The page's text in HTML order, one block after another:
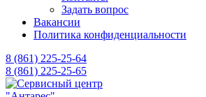
Задать вопрос
Вакансии
Политика конфиденциальности
8 (861) 225-25-64
8 (861) 225-25-65